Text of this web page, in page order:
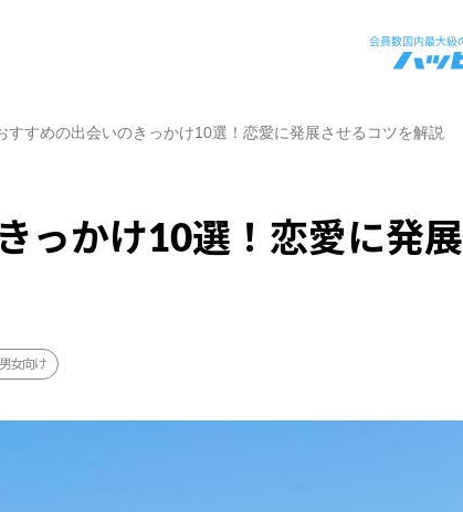
すすめの出会いのきっかけ10選！恋愛に発展させるコツを解説
っかけ10選！恋愛に発展
男女向け